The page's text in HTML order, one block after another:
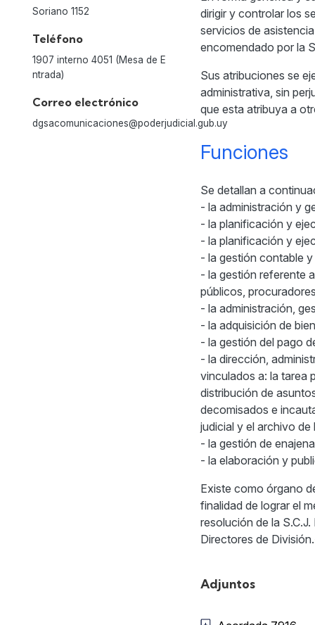
Soriano 1152
Teléfono
1907 interno 4051 (Mesa de E
ntrada)
Correo electrónico
dgsacomunicaciones@poderjudicial.gub.uy
dirigir y controlar los
servicios de
encomendado por la
Sus atribuciones se
administrativa, sin
que esta atribuya a
Funciones
Se detallan a
- la administración y
- la planificación y
- la planificación y
- la gestión contable
- la gestión referente
públicos,
- la administración,
- la adquisición de
- la gestión del pago
- la dirección,
vinculados a: la tarea
distribución de
decomisados e
judicial y el archivo de
- la gestión de
- la elaboración y
Existe como órgano
finalidad de lograr el
resolución de la
Directores de
Adjuntos